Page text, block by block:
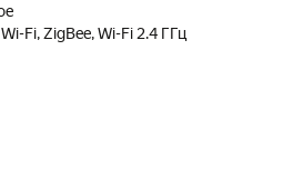
Fi, ZigBee, Wi-Fi 2.4 ГГц